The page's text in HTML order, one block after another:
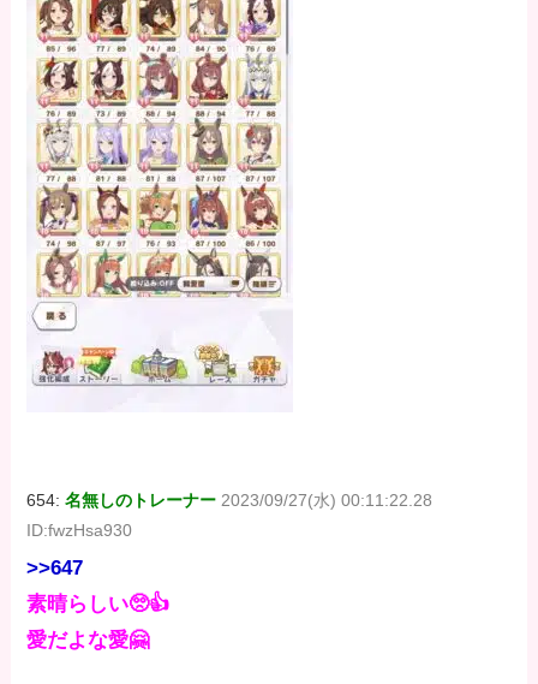
654:名無しのトレーナー 2023/09/27(水) 00:11:22.28
ID:fwzHsa930
>>647
素晴らしい🥺👍
愛だよな愛🤗